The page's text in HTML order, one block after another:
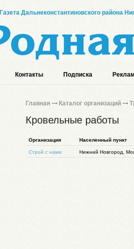
Газета Дальнеконстантиновского района
Контакты Подписка
Главная Каталог организаций
Кровельные работы
Организация Населенный пункт
Строй с нами Нижний Новгород,